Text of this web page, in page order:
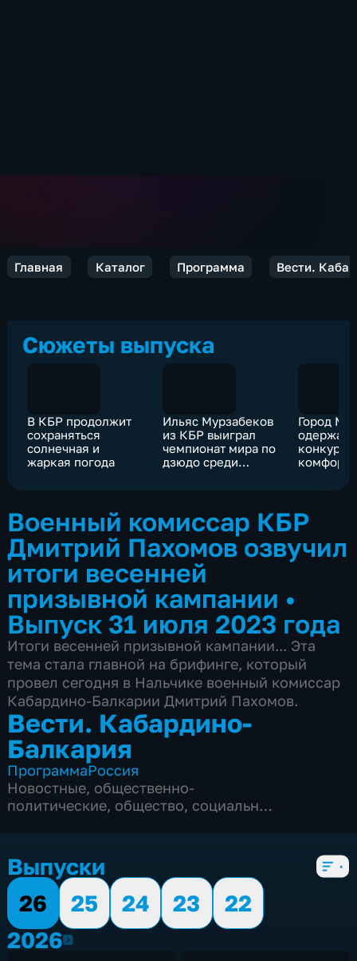
Главная Каталог Программа Вести.
Сюжеты выпуска
В КБР продолжит
сохраняться
солнечная и
жаркая погода
Ильяс Мурзабеков
из КБР выиграл
чемпионат мира по
дзюдо среди
Город
одержал
Военный комиссар КБР
Дмитрий Пахомов озвучил
итоги весенней
призывной кампании •
Выпуск 31 июля 2023 года
Итоги весенней призывной кампании... Эта
тема стала главной на брифинге, который
провел сегодня в Нальчике военный комиссар
Кабардино-Балкарии Дмитрий Пахомов.
Вести. Кабардино-
Балкария
ПрограммаРоссия
Новостные, общественно-
политические, общество, социально-
Выпуски
26
25 24 23
22
20262026